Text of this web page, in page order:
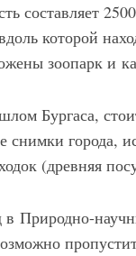
составляет
которой
зоопарк и
Бургаса,
города,
(древняя
Природно-